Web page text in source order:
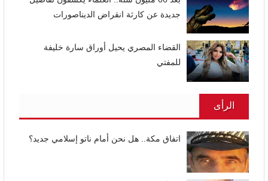
جديدة عن كارثة انقراض الديناصورات
القضاء المصري يحيل أوراق سارة خليفة
للمفتي
الرأى
اتفاق مكة.. هل نحن أمام ناتو إسلامي جديد؟